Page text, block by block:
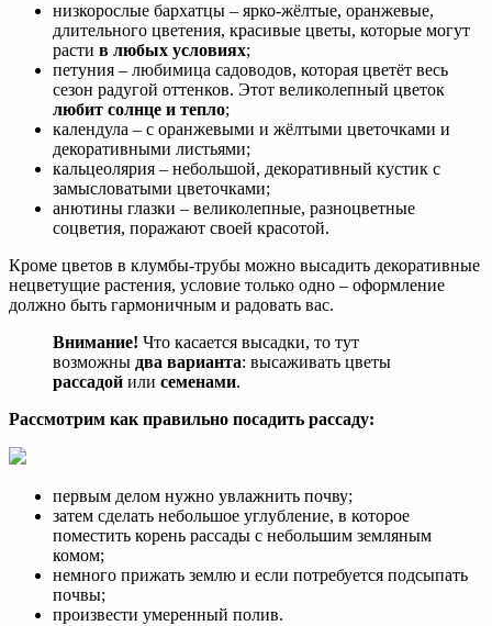
низкорослые бархатцы – ярко-жёлтые, оранжевые,
длительного цветения, красивые цветы, которые могут
расти в любых условиях;
петуния – любимица садоводов, которая цветёт весь
сезон радугой оттенков. Этот великолепный цветок
любит солнце и тепло;
календула – с оранжевыми и жёлтыми цветочками и
декоративными листьями;
кальцеолярия – небольшой, декоративный кустик с
замысловатыми цветочками;
анютины глазки – великолепные, разноцветные
соцветия, поражают своей красотой.
Кроме цветов в клумбы-трубы можно высадить декоративные
нецветущие растения, условие только одно – оформление
должно быть гармоничным и радовать вас.
Внимание! Что касается высадки, то тут
возможны два варианта: высаживать цветы
рассадой или семенами.
Рассмотрим как правильно посадить рассаду:
первым делом нужно увлажнить почву;
затем сделать небольшое углубление, в которое
поместить корень рассады с небольшим земляным
комом;
немного прижать землю и если потребуется подсыпать
почвы;
произвести умеренный полив.